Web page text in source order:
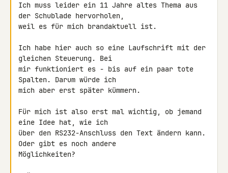
Ich muss leider ein 11 Jahre altes Thema aus
der Schublade hervorholen,
weil es für mich brandaktuell ist.
Ich habe hier auch so eine Laufschrift mit der
gleichen Steuerung. Bei
mir funktioniert es - bis auf ein paar tote
Spalten. Darum würde ich
mich aber erst später kümmern.
Für mich ist also erst mal wichtig, ob jemand
eine Idee hat, wie ich
über den RS232-Anschluss den Text ändern kann.
Oder gibt es noch andere
Möglichkeiten?